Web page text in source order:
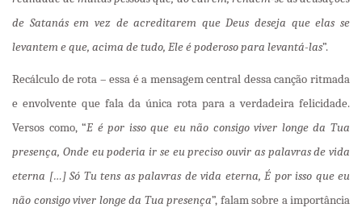
de Satanás em vez de acreditarem que Deus deseja que elas se
levantem e que, acima de tudo, Ele é poderoso para levantá-las”.
Recálculo de rota – essa é a mensagem central dessa canção ritmada
e envolvente que fala da única rota para a verdadeira felicidade.
Versos como, “E é por isso que eu não consigo viver longe da Tua
presença, Onde eu poderia ir se eu preciso ouvir as palavras de vida
eterna […] Só Tu tens as palavras de vida eterna, É por isso que eu
não consigo viver longe da Tua presença”, falam sobre a importância